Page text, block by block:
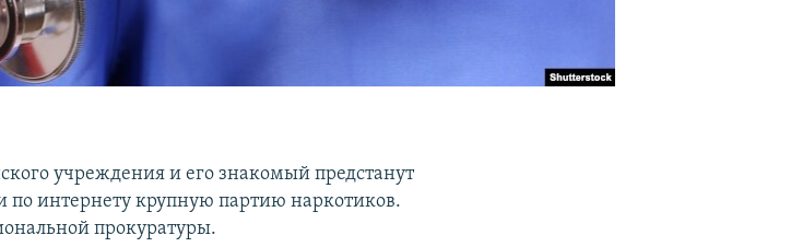
учреждения и его знакомый предстанут
по интернету крупную партию наркотиков.
прокуратуры.